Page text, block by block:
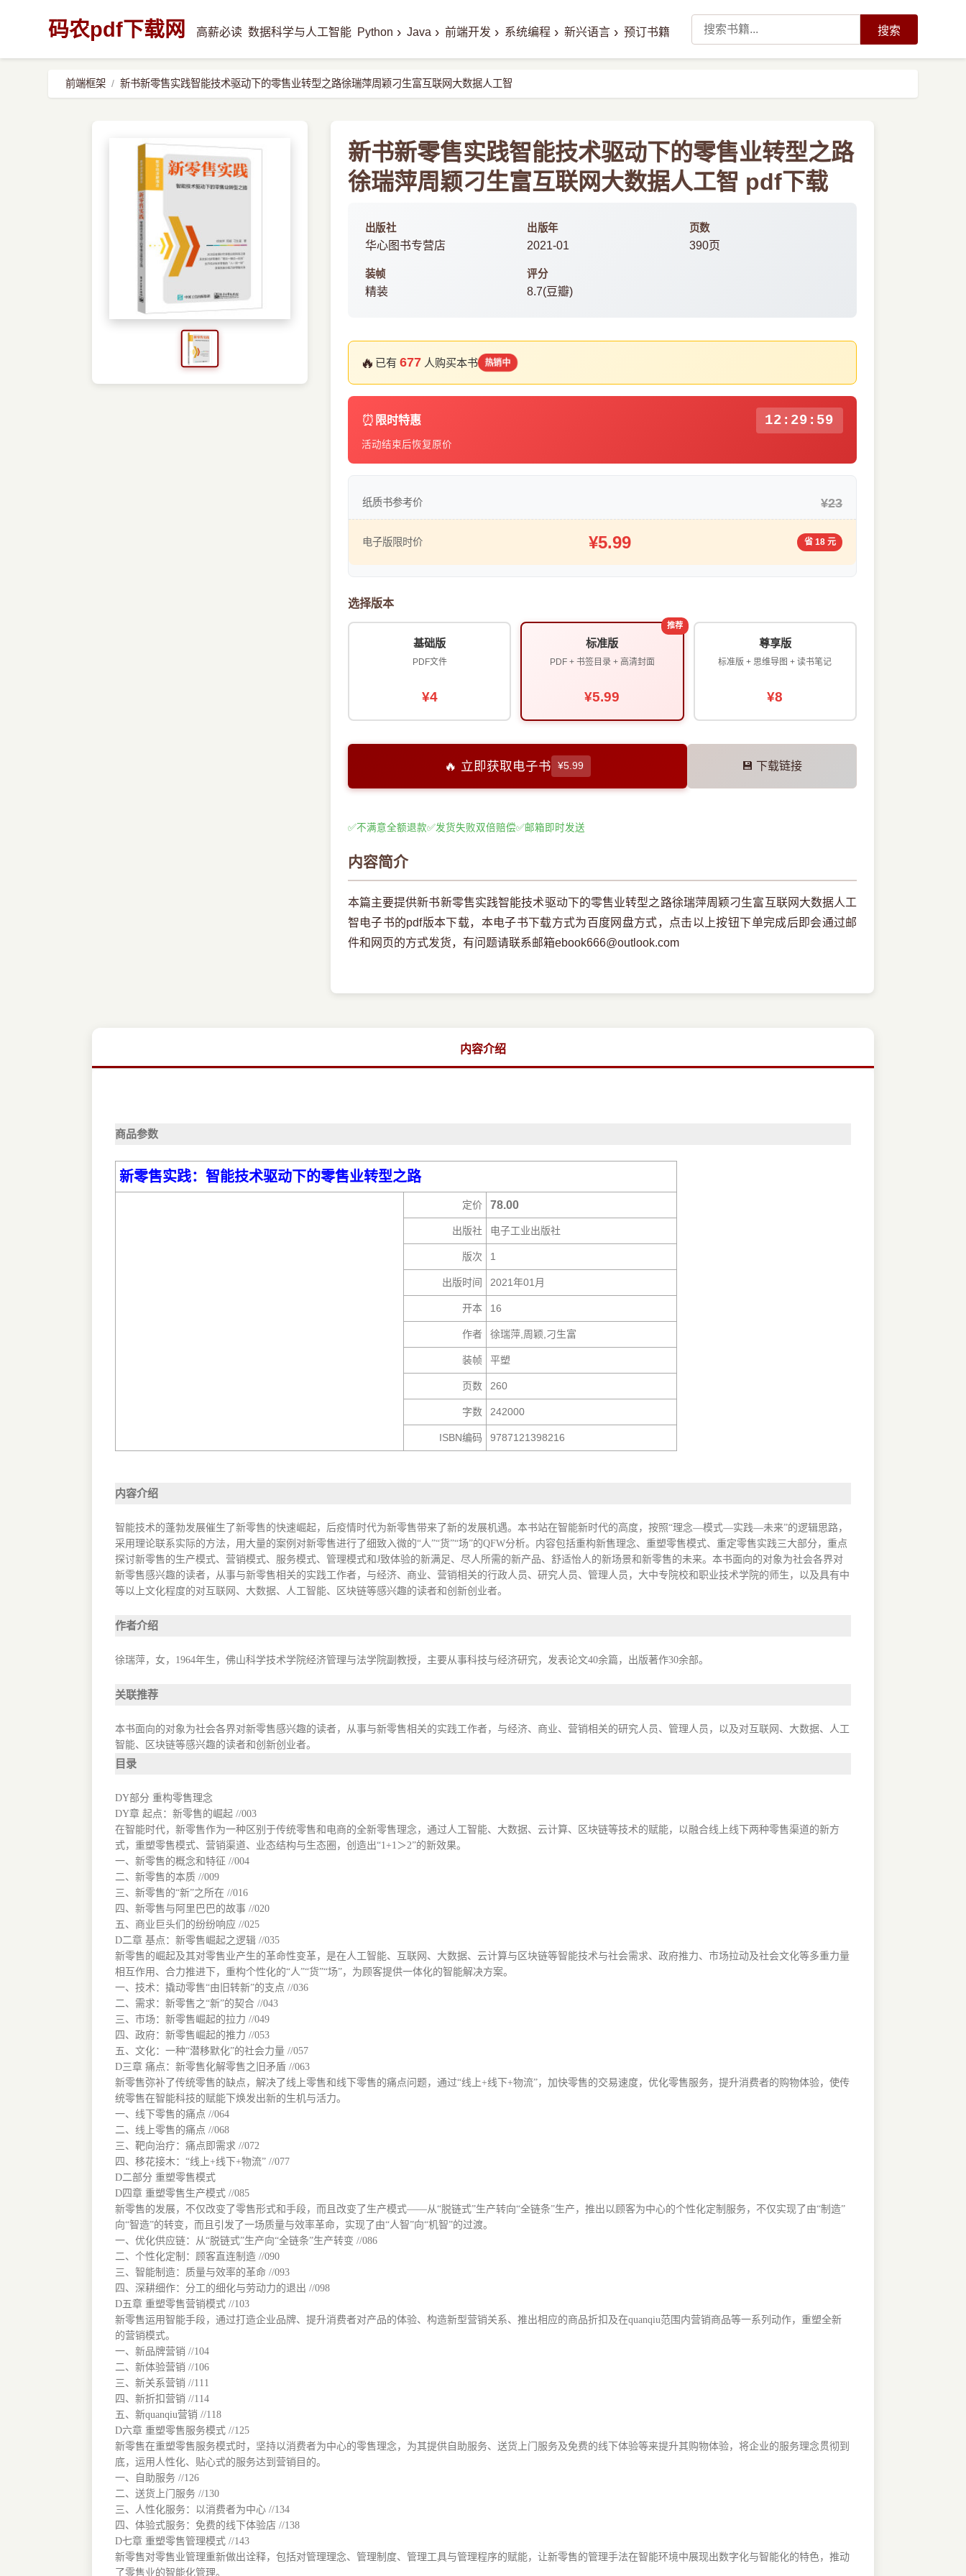
码农pdf下载网 高薪必读 数据科学与人工智能 Python › Java › 前端开发 › 系统编程 › 新兴语言 › 预订书籍 搜索
前端框架 新书新零售实践智能技术驱动下的零售业转型之路徐瑞萍周颖刁生富互联网大数据人工智
新书新零售实践智能技术驱动下的零售业转型之路
徐瑞萍周颖刁生富互联网大数据人工智 pdf下载
出版社
华心图书专营店
出版年
2021-01
页数
390页
装帧
精装
评分
8.7(豆瓣)
🔥 已有 677人购买本书 热销中
⏰ 限时特惠 12:29:58
活动结束后恢复原价
纸质书参考价 ¥23
电子版限时价 ¥5.99 省 18 元
选择版本
基础版
PDF文件
¥4
推荐
标准版
PDF + 书签目录 + 高清封面
¥5.99
尊享版
标准版 + 思维导图 + 读书笔记
¥8
🔥 立即获取电子书 ¥5.99 💾 下载链接
✅不满意全额退款✅发货失败双倍赔偿✅邮箱即时发送
内容简介
本篇主要提供新书新零售实践智能技术驱动下的零售业转型之路徐瑞萍周颖刁生富互联网大数据人工
智电子书的pdf版本下载，本电子书下载方式为百度网盘方式，点击以上按钮下单完成后即会通过邮
件和网页的方式发货，有问题请联系邮箱ebook666@outlook.com
内容介绍
商品参数
新零售实践：智能技术驱动下的零售业转型之路
定价 78.00
出版社 电子工业出版社
版次 1
出版时间 2021年01月
开本 16
作者 徐瑞萍,周颖,刁生富
装帧 平塑
页数 260
字数 242000
ISBN编码 9787121398216
内容介绍
智能技术的蓬勃发展催生了新零售的快速崛起，后疫情时代为新零售带来了新的发展机遇。本书站在智能新时代的高度，按照“理念—模式—实践—未来”的逻辑思路，
采用理论联系实际的方法，用大量的案例对新零售进行了细致入微的“人”“货”“场”的QFW分析。内容包括重构新售理念、重塑零售模式、重定零售实践三大部分，重点
探讨新零售的生产模式、营销模式、服务模式、管理模式和J致体验的新满足、尽人所需的新产品、舒适怡人的新场景和新零售的未来。本书面向的对象为社会各界对
新零售感兴趣的读者，从事与新零售相关的实践工作者，与经济、商业、营销相关的行政人员、研究人员、管理人员，大中专院校和职业技术学院的师生，以及具有中
等以上文化程度的对互联网、大数据、人工智能、区块链等感兴趣的读者和创新创业者。
作者介绍
徐瑞萍，女，1964年生，佛山科学技术学院经济管理与法学院副教授，主要从事科技与经济研究，发表论文40余篇，出版著作30余部。
关联推荐
本书面向的对象为社会各界对新零售感兴趣的读者，从事与新零售相关的实践工作者，与经济、商业、营销相关的研究人员、管理人员，以及对互联网、大数据、人工
智能、区块链等感兴趣的读者和创新创业者。
目录
DY部分 重构零售理念
DY章 起点：新零售的崛起 //003
在智能时代，新零售作为一种区别于传统零售和电商的全新零售理念，通过人工智能、大数据、云计算、区块链等技术的赋能，以融合线上线下两种零售渠道的新方
式，重塑零售模式、营销渠道、业态结构与生态圈，创造出“1+1＞2”的新效果。
一、新零售的概念和特征 //004
二、新零售的本质 //009
三、新零售的“新”之所在 //016
四、新零售与阿里巴巴的故事 //020
五、商业巨头们的纷纷响应 //025
D二章 基点：新零售崛起之逻辑 //035
新零售的崛起及其对零售业产生的革命性变革，是在人工智能、互联网、大数据、云计算与区块链等智能技术与社会需求、政府推力、市场拉动及社会文化等多重力量
相互作用、合力推进下，重构个性化的“人”“货”“场”，为顾客提供一体化的智能解决方案。
一、技术：撬动零售“由旧转新”的支点 //036
二、需求：新零售之“新”的契合 //043
三、市场：新零售崛起的拉力 //049
四、政府：新零售崛起的推力 //053
五、文化：一种“潜移默化”的社会力量 //057
D三章 痛点：新零售化解零售之旧矛盾 //063
新零售弥补了传统零售的缺点，解决了线上零售和线下零售的痛点问题，通过“线上+线下+物流”，加快零售的交易速度，优化零售服务，提升消费者的购物体验，使传
统零售在智能科技的赋能下焕发出新的生机与活力。
一、线下零售的痛点 //064
二、线上零售的痛点 //068
三、靶向治疗：痛点即需求 //072
四、移花接木：“线上+线下+物流” //077
D二部分 重塑零售模式
D四章 重塑零售生产模式 //085
新零售的发展，不仅改变了零售形式和手段，而且改变了生产模式——从“脱链式”生产转向“全链条”生产，推出以顾客为中心的个性化定制服务，不仅实现了由“制造”
向“智造”的转变，而且引发了一场质量与效率革命，实现了由“人智”向“机智”的过渡。
一、优化供应链：从“脱链式”生产向“全链条”生产转变 //086
二、个性化定制：顾客直连制造 //090
三、智能制造：质量与效率的革命 //093
四、深耕细作：分工的细化与劳动力的退出 //098
D五章 重塑零售营销模式 //103
新零售运用智能手段，通过打造企业品牌、提升消费者对产品的体验、构造新型营销关系、推出相应的商品折扣及在quanqiu范围内营销商品等一系列动作，重塑全新
的营销模式。
一、新品牌营销 //104
二、新体验营销 //106
三、新关系营销 //111
四、新折扣营销 //114
五、新quanqiu营销 //118
D六章 重塑零售服务模式 //125
新零售在重塑零售服务模式时，坚持以消费者为中心的零售理念，为其提供自助服务、送货上门服务及免费的线下体验等来提升其购物体验，将企业的服务理念贯彻到
底，运用人性化、贴心式的服务达到营销目的。
一、自助服务 //126
二、送货上门服务 //130
三、人性化服务：以消费者为中心 //134
四、体验式服务：免费的线下体验店 //138
D七章 重塑零售管理模式 //143
新零售对零售业管理重新做出诠释，包括对管理理念、管理制度、管理工具与管理程序的赋能，让新零售的管理手法在智能环境中展现出数字化与智能化的特色，推动
了零售业的智能化管理。